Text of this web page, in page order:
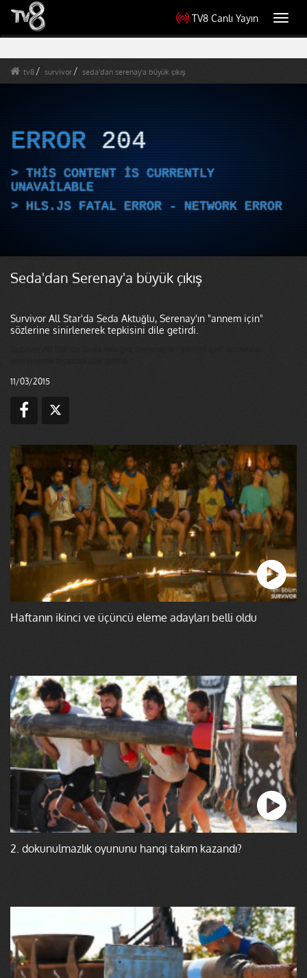
TV8 Canlı Yayın
tv8 survivor seda'dan serenay'a büyük çıkış
ERROR 204
THIS CONTENT IS CURRENTLY
UNAVAILABLE
HLS.JS FATAL ERROR - NETWORK ERROR
Seda'dan Serenay'a büyük çıkış
Survivor All Star'da Seda Aktuğlu, Serenay'ın "annem için"
sözlerine sinirlenerek tepkisini dile getirdi.
11/03/2015
Haftanın ikinci ve üçüncü eleme adayları belli oldu
2. dokunulmazlık oyununu hangi takım kazandı?